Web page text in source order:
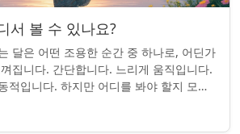
서 볼 수 있나요?
달은 어떤 조용한 순간 중 하나로, 어딘가
집니다. 간단합니다. 느리게 움직입니다.
적입니다. 하지만 어디를 봐야 할지 모르
있습니...